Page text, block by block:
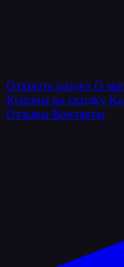
Открыть раздел О
Купоны на скидку
Отзывы Контакты